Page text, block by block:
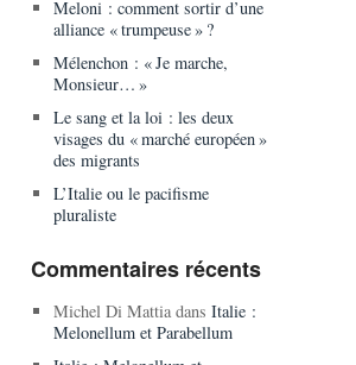
Meloni : comment sortir d’une
alliance « trumpeuse » ?
Mélenchon : « Je marche,
Monsieur… »
Le sang et la loi : les deux
visages du « marché européen »
des migrants
L’Italie ou le pacifisme
pluraliste
Commentaires récents
Michel Di Mattiadans Italie :
Melonellum et Parabellum